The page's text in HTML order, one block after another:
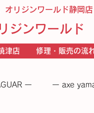
リジンワールド静岡
ジンワールド
津店 修理・販売の流
ー ー axe